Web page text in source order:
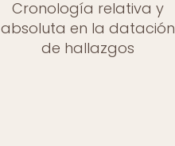
Cronología relativa y
absoluta en la datación
de hallazgos